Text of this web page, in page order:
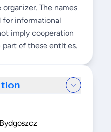
The names
for informational
imply cooperation
part of these entities.